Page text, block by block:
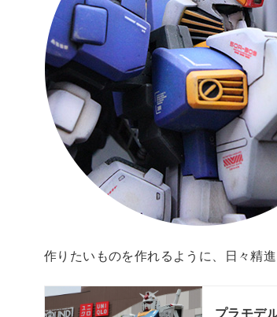
作りたいものを作れるように、日々精進
プラモデ